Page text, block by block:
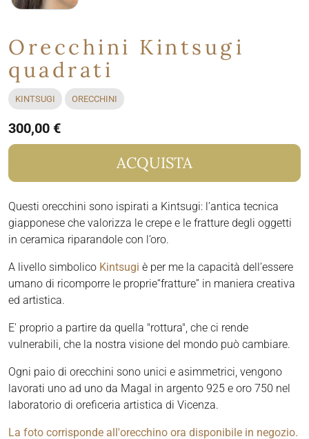
Orecchini Kintsugi
quadrati
KINTSUGI ORECCHINI
300,00 €
ACQUISTA
Questi orecchini sono ispirati a Kintsugi: l’antica tecnica
giapponese che valorizza le crepe e le fratture degli oggetti
in ceramica riparandole con l’oro.
A livello simbolico Kintsugi è per me la capacità dell’essere
umano di ricomporre le proprie“fratture” in maniera creativa
ed artistica.
E' proprio a partire da quella "rottura", che ci rende
vulnerabili, che la nostra visione del mondo può cambiare.
Ogni paio di orecchini sono unici e asimmetrici, vengono
lavorati uno ad uno da Magal in argento 925 e oro 750 nel
laboratorio di oreficeria artistica di Vicenza.
La foto corrisponde all'orecchino ora disponibile in negozio.